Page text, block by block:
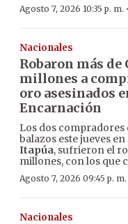
Agosto 7, 2026 10:35 p. m. ·
Nacionales
Robaron más de
millones a
oro asesinados
Encarnación
Los dos compradores
balazos este jueves en
Itapúa, sufrieron el
millones, con los que
Agosto 7, 2026 09:45 p. m.
Nacionales